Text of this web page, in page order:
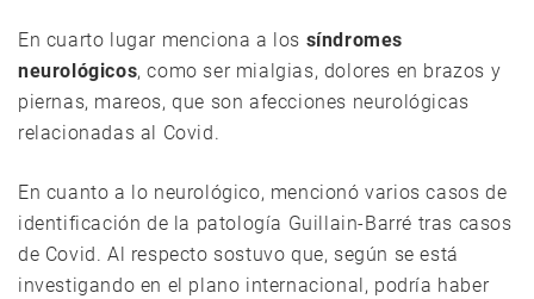
En cuarto lugar menciona a los síndromes
neurológicos, como ser mialgias, dolores en brazos y
piernas, mareos, que son afecciones neurológicas
relacionadas al Covid.
En cuanto a lo neurológico, mencionó varios casos de
identificación de la patología Guillain-Barré tras casos
de Covid. Al respecto sostuvo que, según se está
investigando en el plano internacional, podría haber